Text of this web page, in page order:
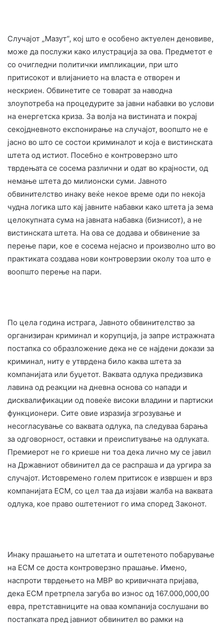
Случајот „Мазут“, кој што е особено актуелен деновиве,
може да послужи како илустрација за ова. Предметот е
со очигледни политички импликации, при што
притисокот и влијанието на власта е отворен и
нескриен. Обвинетите се товарат за наводна
злоупотреба на процедурите за јавни набавки во услови
на енергетска криза. За волја на вистината и покрај
секојдневното експонирање на случајот, воопшто не е
јасно во што се состои криминалот и која е вистинската
штета од истиот. Посебно е контроверзно што
тврдењата се сосема различни и одат во крајности, од
немање штета до милионски суми. Јавното
обвинителство инаку веќе некое време оди по некоја
чудна логика што кај јавните набавки како штета ја зема
целокупната сума на јавната набавка (бизнисот), а не
вистинската штета. На ова се додава и обвинение за
перење пари, кое е сосема нејасно и произволно што во
практиката создава нови контроверзии околу тоа што е
воопшто перење на пари.
По цела година истрага, Јавното обвинителство за
организиран криминал и корупција, ја запре истражната
постапка со образложение дека не се најдени докази за
криминал, ниту е утврдена било каква штета за
компанијата или буџетот. Ваквата одлука предизвика
лавина од реакции на дневна основа со напади и
дисквалификации од повеќе високи владини и партиски
функционери. Сите овие изразија згрозување и
несогласување со ваквата одлука, па следуваа барања
за одговорност, оставки и преиспитување на одлуката.
Премиерот не го криеше ни тоа дека лично му се јавил
на Државниот обвинител да се распраша и да ургира за
случајот. Истовремено голем притисок е извршен и врз
компанијата ЕСМ, со цел таа да изјави жалба на ваквата
одлука, кое право оштетениот го има според Законот.
Инаку прашањето на штетата и оштетеното побарување
на ЕСМ се доста контроверзно прашање. Имено,
наспроти тврдењето на МВР во кривичната пријава,
дека ЕСМ претрпела загуба во износ од 167.000,000,00
евра, претставниците на оваа компанија сослушани во
постапката пред јавниот обвинител во рамки на